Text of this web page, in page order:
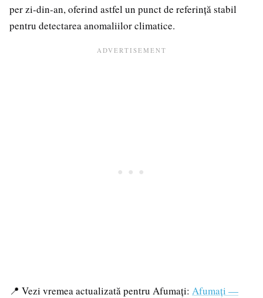
per zi-din-an, oferind astfel un punct de referință stabil
pentru detectarea anomaliilor climatice.
📍 Vezi vremea actualizată pentru Afumați: Afumați —